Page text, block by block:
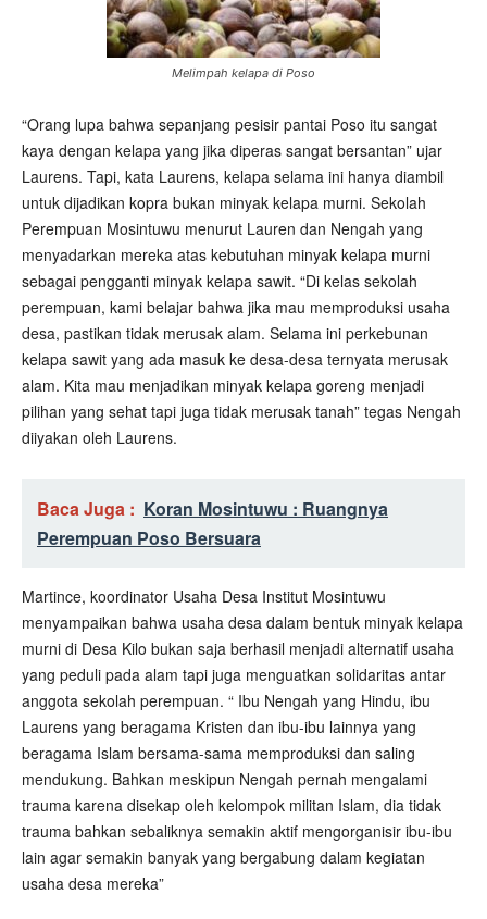
Melimpah kelapa di Poso
“Orang lupa bahwa sepanjang pesisir pantai Poso itu sangat
kaya dengan kelapa yang jika diperas sangat bersantan” ujar
Laurens. Tapi, kata Laurens, kelapa selama ini hanya diambil
untuk dijadikan kopra bukan minyak kelapa murni. Sekolah
Perempuan Mosintuwu menurut Lauren dan Nengah yang
menyadarkan mereka atas kebutuhan minyak kelapa murni
sebagai pengganti minyak kelapa sawit. “Di kelas sekolah
perempuan, kami belajar bahwa jika mau memproduksi usaha
desa, pastikan tidak merusak alam. Selama ini perkebunan
kelapa sawit yang ada masuk ke desa-desa ternyata merusak
alam. Kita mau menjadikan minyak kelapa goreng menjadi
pilihan yang sehat tapi juga tidak merusak tanah” tegas Nengah
diiyakan oleh Laurens.
Baca Juga : Koran Mosintuwu : Ruangnya
Perempuan Poso Bersuara
Martince, koordinator Usaha Desa Institut Mosintuwu
menyampaikan bahwa usaha desa dalam bentuk minyak kelapa
murni di Desa Kilo bukan saja berhasil menjadi alternatif usaha
yang peduli pada alam tapi juga menguatkan solidaritas antar
anggota sekolah perempuan. “ Ibu Nengah yang Hindu, ibu
Laurens yang beragama Kristen dan ibu-ibu lainnya yang
beragama Islam bersama-sama memproduksi dan saling
mendukung. Bahkan meskipun Nengah pernah mengalami
trauma karena disekap oleh kelompok militan Islam, dia tidak
trauma bahkan sebaliknya semakin aktif mengorganisir ibu-ibu
lain agar semakin banyak yang bergabung dalam kegiatan
usaha desa mereka”